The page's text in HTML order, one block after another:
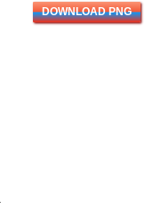
DOWNLOAD PNG